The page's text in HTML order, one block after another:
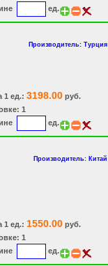
ед.
Производитель: Турция
1 ед.: 3198.00руб.
1
ед.
Производитель: Китай
1 ед.: 1550.00руб.
1
ед.